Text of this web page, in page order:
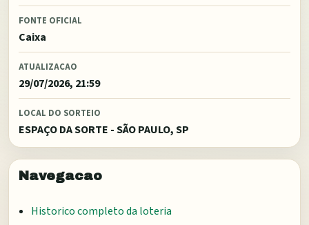
FONTE OFICIAL
Caixa
ATUALIZACAO
29/07/2026, 21:59
LOCAL DO SORTEIO
ESPAÇO DA SORTE - SÃO PAULO, SP
Navegacao
Historico completo da loteria